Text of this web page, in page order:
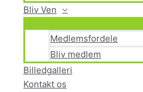
Bliv Ven
Medlemsfordele
Bliv medlem
Billedgalleri
Kontakt os